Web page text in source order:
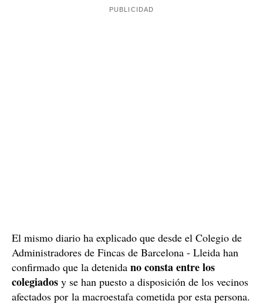
El mismo diario ha explicado que desde el Colegio de
Administradores de Fincas de Barcelona - Lleida han
confirmado que la detenida no consta entre los
colegiados y se han puesto a disposición de los vecinos
afectados por la macroestafa cometida por esta persona.